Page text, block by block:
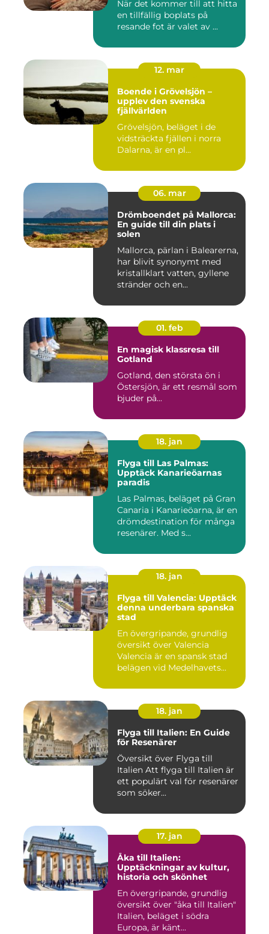
När det kommer till att hitta
en tillfällig boplats på
resande fot är valet av ...
12. mar
Boende i Grövelsjön –
upplev den svenska
fjällvärlden
Grövelsjön, beläget i de
vidsträckta fjällen i norra
Dalarna, är en pl...
06. mar
Drömboendet på Mallorca:
En guide till din plats i
solen
Mallorca, pärlan i Balearerna,
har blivit synonymt med
kristallklart vatten, gyllene
stränder och en...
01. feb
En magisk klassresa till
Gotland
Gotland, den största ön i
Östersjön, är ett resmål som
bjuder på...
18. jan
Flyga till Las Palmas:
Upptäck Kanarieöarnas
paradis
Las Palmas, beläget på Gran
Canaria i Kanarieöarna, är en
drömdestination för många
resenärer. Med s...
18. jan
Flyga till Valencia: Upptäck
denna underbara spanska
stad
En övergripande, grundlig
översikt över Valencia
Valencia är en spansk stad
belägen vid Medelhavets...
18. jan
Flyga till Italien: En Guide
för Resenärer
Översikt över Flyga till
Italien Att flyga till Italien är
ett populärt val för resenärer
som söker...
17. jan
Åka till Italien:
Upptäckningar av kultur,
historia och skönhet
En övergripande, grundlig
översikt över "åka till Italien"
Italien, beläget i södra
Europa, är känt...